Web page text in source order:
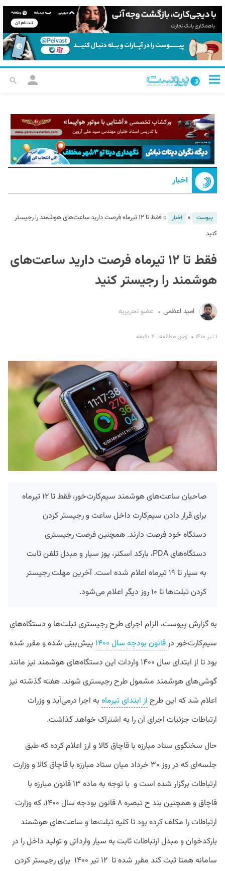
اخبار
پیوست » اخبار »
فقط تا ۱۲ تیرماه فرصت دارید ساعت‌های هوشمند را رجیستر
کنید
فقط تا ۱۲ تیرماه فرصت دارید ساعت‌های
هوشمند را رجیستر کنید
امید اعظمی عضو تحریریه
۱ تیر ۱۴۰۰ زمان مطالعه : ۴ دقیقه
صاحبان ساعت‌های هوشمند سیم‌کارت‌خور، فقط تا ۱۲ تیرماه
برای قرار دادن سیم‌کارت داخل ساعت و رجیستر کردن
دستگاه خود فرصت دارند. همچنین فرصت رجیستری
دستگاه‌های PDA، بارکد اسکنر، پوز سیار و مبدل تلفن ثابت
به سیار تا ۱۹ تیرماه اعلام شده است. آخرین مهلت رجیستر
کردن تبلت‌ها تا ۱۰ روز دیگر اعلام می‌شود.
به گزارش پیوست، الزام اجرای طرح رجیستری تبلت‌ها و دستگاه‌های
سیم‌کارت‌خور درقانون بودجه سال ۱۴۰۰
پیش‌بینی شده و مقرر شده
بود تا از ابتدای سال ۱۴۰۰ واردات این دستگاه‌های هوشمند نیز مانند
گوشی‌های هوشمند مشمول طرح رجیستری شوند. هفته گذشته نیز
اعلام شد که این طرح از ابتدای تیرماه به اجرا درمی‌آید و وزرات
ارتباطات جزئیات اجرای آن را به اشتراک خواهد گذاشت.
حال سخنگوی ستاد مبارزه با قاچاق کالا و ارز اعلام کرده که طبق
جلسه‌ای که در روز ۳۰ خرداد میان ستاد مبارزه با قاچاق کالا و وزارت
ارتباطات برگزار شده است و با توجه به ماده ۱۳ قانون مبارزه با
قاچاق و همچنین بند ح تبصره ۸ قانون بودجه سال ۱۴۰۰، که وزارت
ارتباطات را مکلف کرده بود تا کلیه تبلت‌ها و ساعت‌های هوشمند
بارکدخوان و مبدل ارتباطات ثابت به سیار وارداتی و تولید داخل را در
سامانه همتا ثبت کند مقرر شده تا ۱۲ تیر ۱۴۰۰ برای رجیستر کردن